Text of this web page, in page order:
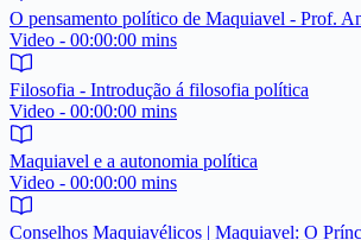
O pensamento político de Maquiavel - Prof.
Video - 00:00:00 mins
Filosofia - Introdução á filosofia política
Video - 00:00:00 mins
Maquiavel e a autonomia política
Video - 00:00:00 mins
Conselhos Maquiavélicos | Maquiavel: O